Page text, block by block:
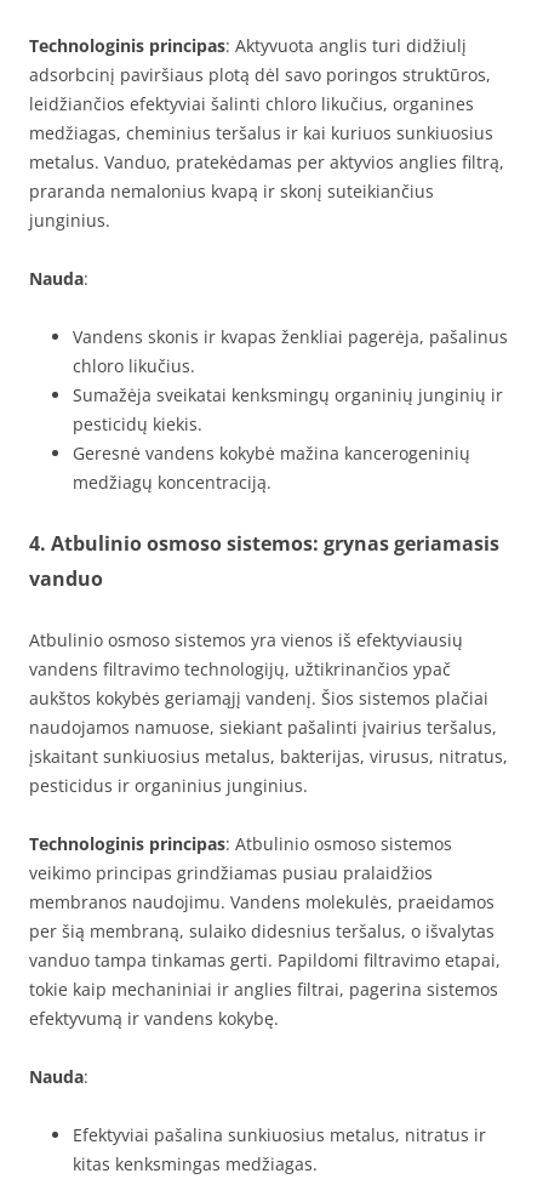
Technologinis principas: Aktyvuota anglis turi didžiulį
adsorbcinį paviršiaus plotą dėl savo poringos struktūros,
leidžiančios efektyviai šalinti chloro likučius, organines
medžiagas, cheminius teršalus ir kai kuriuos sunkiuosius
metalus. Vanduo, pratekėdamas per aktyvios anglies filtrą,
praranda nemalonius kvapą ir skonį suteikiančius
junginius.
Nauda:
Vandens skonis ir kvapas ženkliai pagerėja, pašalinus
chloro likučius.
Sumažėja sveikatai kenksmingų organinių junginių ir
pesticidų kiekis.
Geresnė vandens kokybė mažina kancerogeninių
medžiagų koncentraciją.
4. Atbulinio osmoso sistemos: grynas geriamasis
vanduo
Atbulinio osmoso sistemos yra vienos iš efektyviausių
vandens filtravimo technologijų, užtikrinančios ypač
aukštos kokybės geriamąjį vandenį. Šios sistemos plačiai
naudojamos namuose, siekiant pašalinti įvairius teršalus,
įskaitant sunkiuosius metalus, bakterijas, virusus, nitratus,
pesticidus ir organinius junginius.
Technologinis principas: Atbulinio osmoso sistemos
veikimo principas grindžiamas pusiau pralaidžios
membranos naudojimu. Vandens molekulės, praeidamos
per šią membraną, sulaiko didesnius teršalus, o išvalytas
vanduo tampa tinkamas gerti. Papildomi filtravimo etapai,
tokie kaip mechaniniai ir anglies filtrai, pagerina sistemos
efektyvumą ir vandens kokybę.
Nauda:
Efektyviai pašalina sunkiuosius metalus, nitratus ir
kitas kenksmingas medžiagas.